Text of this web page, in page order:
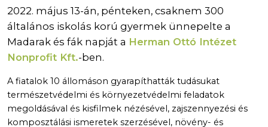
2022. május 13-án, pénteken, csaknem 300
általános iskolás korú gyermek ünnepelte a
Madarak és fák napját a Herman Ottó Intézet
Nonprofit Kft.-ben.
A fiatalok 10 állomáson gyarapíthatták tudásukat
természetvédelmi és környezetvédelmi feladatok
megoldásával és kisfilmek nézésével, zajszennyezési és
komposztálási ismeretek szerzésével, növény- és